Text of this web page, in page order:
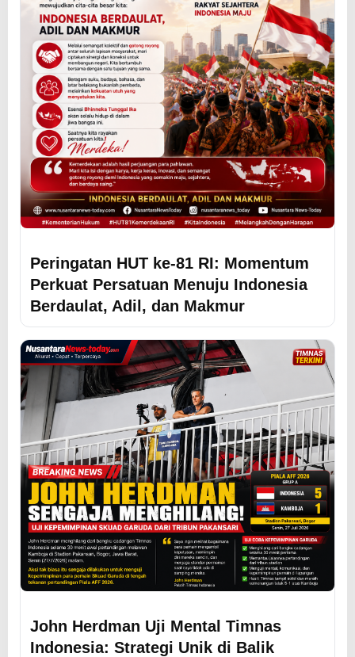
Peringatan HUT ke-81 RI: Momentum
Perkuat Persatuan Menuju Indonesia
Berdaulat, Adil, dan Makmur
John Herdman Uji Mental Timnas
Indonesia: Strategi Unik di Balik